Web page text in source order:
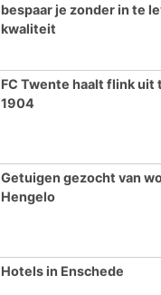
bespaar je zonder in te
kwaliteit
FC Twente haalt flink uit
1904
Getuigen gezocht van
Hengelo
Hotels in Enschede